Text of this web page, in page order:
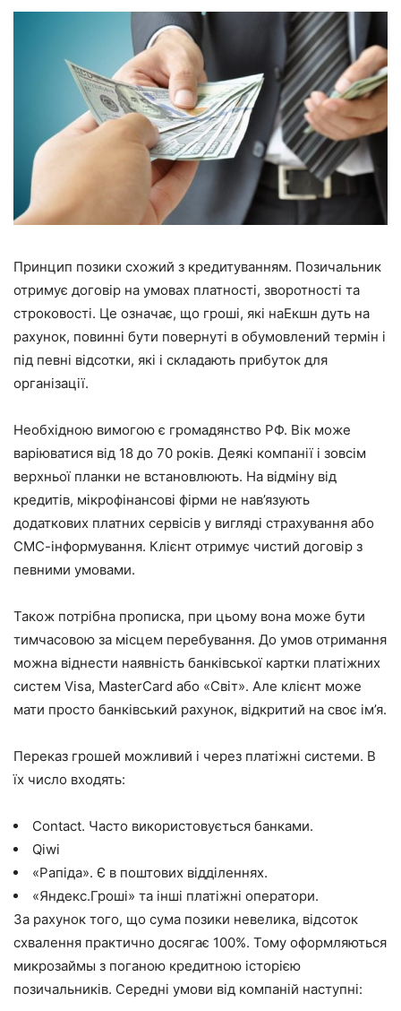
Принцип позики схожий з кредитуванням. Позичальник
отримує договір на умовах платності, зворотності та
строковості. Це означає, що гроші, які наЕкшн дуть на
рахунок, повинні бути повернуті в обумовлений термін і
під певні відсотки, які і складають прибуток для
організації.
Необхідною вимогою є громадянство РФ. Вік може
варіюватися від 18 до 70 років. Деякі компанії і зовсім
верхньої планки не встановлюють. На відміну від
кредитів, мікрофінансові фірми не нав’язують
додаткових платних сервісів у вигляді страхування або
СМС-інформування. Клієнт отримує чистий договір з
певними умовами.
Також потрібна прописка, при цьому вона може бути
тимчасовою за місцем перебування. До умов отримання
можна віднести наявність банківської картки платіжних
систем Visa, MasterCard або «Світ». Але клієнт може
мати просто банківський рахунок, відкритий на своє ім’я.
Переказ грошей можливий і через платіжні системи. В
їх число входять:
Contact. Часто використовується банками.
Qiwi
«Рапіда». Є в поштових відділеннях.
«Яндекс.Гроші» та інші платіжні оператори.
За рахунок того, що сума позики невелика, відсоток
схвалення практично досягає 100%. Тому оформляються
микрозаймы з поганою кредитною історією
позичальників. Середні умови від компаній наступні: